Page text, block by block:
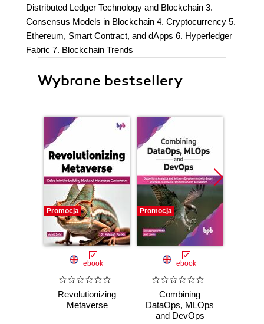
Distributed Ledger Technology and Blockchain 3.
Consensus Models in Blockchain 4. Cryptocurrency 5.
Ethereum, Smart Contract, and dApps 6. Hyperledger
Fabric 7. Blockchain Trends
Wybrane bestsellery
Promocja
ebook
Revolutionizing
Metaverse
Promocja
ebook
Combining
DataOps, MLOps
and DevOps